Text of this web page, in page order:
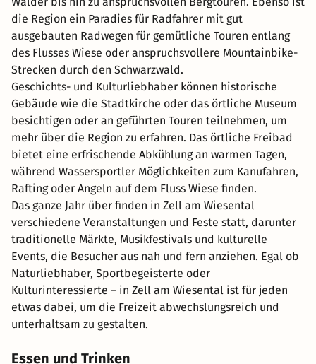
die Region ein Paradies für Radfahrer mit gut
ausgebauten Radwegen für gemütliche Touren entlang
des Flusses Wiese oder anspruchsvollere Mountainbike-
Strecken durch den Schwarzwald.
Geschichts- und Kulturliebhaber können historische
Gebäude wie die Stadtkirche oder das örtliche Museum
besichtigen oder an geführten Touren teilnehmen, um
mehr über die Region zu erfahren. Das örtliche Freibad
bietet eine erfrischende Abkühlung an warmen Tagen,
während Wassersportler Möglichkeiten zum Kanufahren,
Rafting oder Angeln auf dem Fluss Wiese finden.
Das ganze Jahr über finden in Zell am Wiesental
verschiedene Veranstaltungen und Feste statt, darunter
traditionelle Märkte, Musikfestivals und kulturelle
Events, die Besucher aus nah und fern anziehen. Egal ob
Naturliebhaber, Sportbegeisterte oder
Kulturinteressierte – in Zell am Wiesental ist für jeden
etwas dabei, um die Freizeit abwechslungsreich und
unterhaltsam zu gestalten.
Essen und Trinken